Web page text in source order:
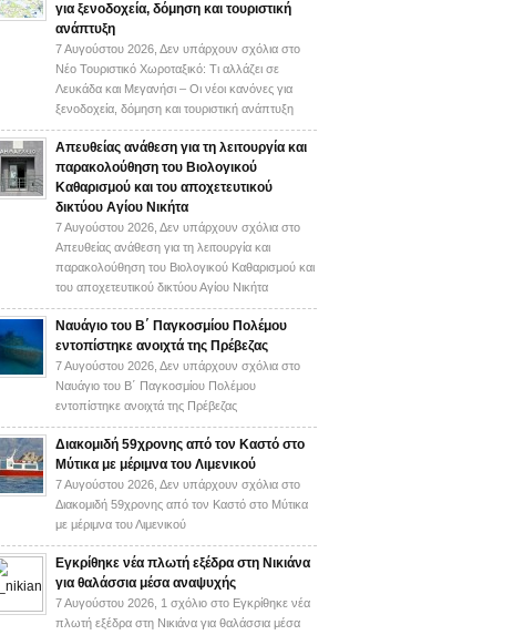
για ξενοδοχεία, δόμηση και τουριστική
ανάπτυξη
7 Αυγούστου 2026, Δεν υπάρχουν σχόλια στο
Νέο Τουριστικό Χωροταξικό: Τι αλλάζει σε
Λευκάδα και Μεγανήσι – Οι νέοι κανόνες για
ξενοδοχεία, δόμηση και τουριστική ανάπτυξη
Απευθείας ανάθεση για τη λειτουργία και
παρακολούθηση του Βιολογικού
Καθαρισμού και του αποχετευτικού
δικτύου Αγίου Νικήτα
7 Αυγούστου 2026, Δεν υπάρχουν σχόλια στο
Απευθείας ανάθεση για τη λειτουργία και
παρακολούθηση του Βιολογικού Καθαρισμού και
του αποχετευτικού δικτύου Αγίου Νικήτα
Ναυάγιο του Β΄ Παγκοσμίου Πολέμου
εντοπίστηκε ανοιχτά της Πρέβεζας
7 Αυγούστου 2026, Δεν υπάρχουν σχόλια στο
Ναυάγιο του Β΄ Παγκοσμίου Πολέμου
εντοπίστηκε ανοιχτά της Πρέβεζας
Διακομιδή 59χρονης από τον Καστό στο
Μύτικα με μέριμνα του Λιμενικού
7 Αυγούστου 2026, Δεν υπάρχουν σχόλια στο
Διακομιδή 59χρονης από τον Καστό στο Μύτικα
με μέριμνα του Λιμενικού
Εγκρίθηκε νέα πλωτή εξέδρα στη Νικιάνα
για θαλάσσια μέσα αναψυχής
7 Αυγούστου 2026, 1 σχόλιο στο Εγκρίθηκε νέα
πλωτή εξέδρα στη Νικιάνα για θαλάσσια μέσα